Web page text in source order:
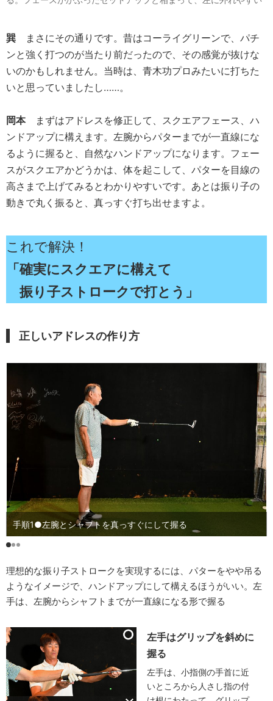
巽
まさにその通りです。昔はコーライグリーンで、パチ
ンと強く打つのが当たり前だったので、その感覚が抜けな
いのかもしれません。当時は、青木功プロみたいに打ちた
いと思っていましたし……。
岡本
まずはアドレスを修正して、スクエアフェース、ハ
ンドアップに構えます。左腕からパターまでが一直線にな
るように握ると、自然なハンドアップになります。フェー
スがスクエアかどうかは、体を起こして、パターを目線の
高さまで上げてみるとわかりやすいです。あとは振り子の
動きで丸く振ると、真っすぐ打ち出せますよ。
これで解決！
「確実にスクエアに構えて
振り子ストロークで打とう」
正しいアドレスの作り方
手順1●左腕とシャフトを真っすぐにして握る
理想的な振り子ストロークを実現するには、パターをやや吊る
ようなイメージで、ハンドアップにして構えるほうがいい。左
手は、左腕からシャフトまでが一直線になる形で握る
左手はグリップを斜めに
握る
左手は、小指側の手首に近
いところから人さし指の付